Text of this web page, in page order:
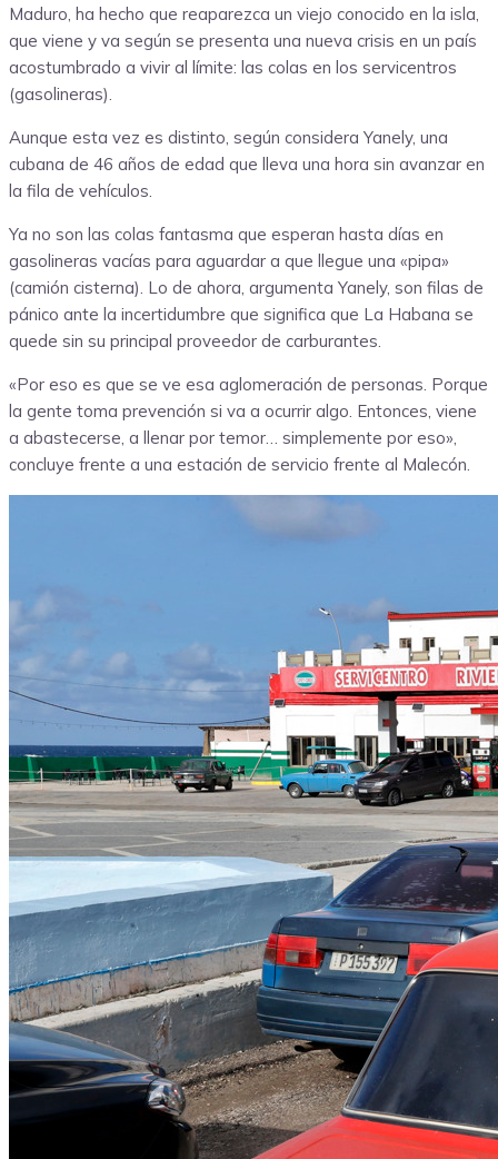
Maduro, ha hecho que reaparezca un viejo conocido en la isla,
que viene y va según se presenta una nueva crisis en un país
acostumbrado a vivir al límite: las colas en los servicentros
(gasolineras).
Aunque esta vez es distinto, según considera Yanely, una
cubana de 46 años de edad que lleva una hora sin avanzar en
la fila de vehículos.
Ya no son las colas fantasma que esperan hasta días en
gasolineras vacías para aguardar a que llegue una «pipa»
(camión cisterna). Lo de ahora, argumenta Yanely, son filas de
pánico ante la incertidumbre que significa que La Habana se
quede sin su principal proveedor de carburantes.
«Por eso es que se ve esa aglomeración de personas. Porque
la gente toma prevención si va a ocurrir algo. Entonces, viene
a abastecerse, a llenar por temor… simplemente por eso»,
concluye frente a una estación de servicio frente al Malecón.